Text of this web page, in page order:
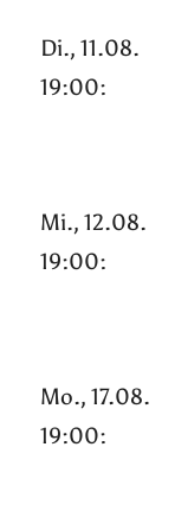
Di., 11.08.
19:00:
Mi., 12.08.
19:00:
Mo., 17.08.
19:00: